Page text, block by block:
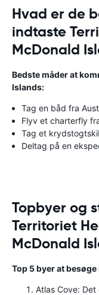
Hvad er de
indtaste
McDonald
Bedste måder at
Islands:
Tag en båd fra
Flyv et charterfly
Tag et
Deltag på en
Topbyer og
Territoriet
McDonald
Top 5 byer at
Atlas Cove: